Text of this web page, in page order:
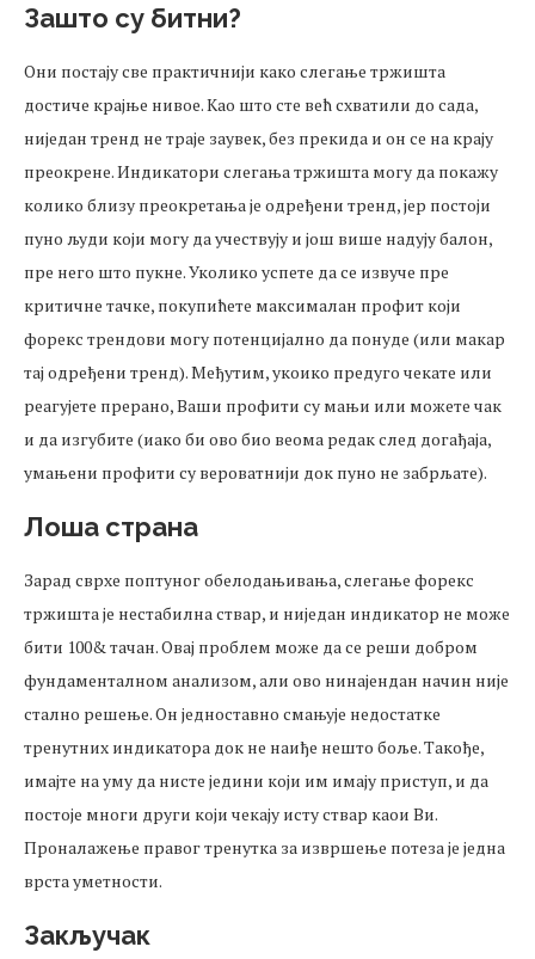
Зашто су битни?
Они постају све практичнији како слегање тржишта
достиче крајње нивое. Као што сте већ схватили до сада,
ниједан тренд не траје заувек, без прекида и он се на крају
преокрене. Индикатори слегања тржишта могу да покажу
колико близу преокретања је одређени тренд, јер постоји
пуно људи који могу да учествују и још више надују балон,
пре него што пукне. Уколико успете да се извуче пре
критичне тачке, покупићете максималан профит који
форекс трендови могу потенцијално да понуде (или макар
тај одређени тренд). Међутим, укоико предуго чекате или
реагујете прерано, Ваши профити су мањи или можете чак
и да изгубите (иако би ово био веома редак след догађаја,
умањени профити су вероватнији док пуно не забрљате).
Лоша страна
Зарад сврхе поптуног обелодањивања, слегање форекс
тржишта је нестабилна ствар, и ниједан индикатор не може
бити 100& тачан. Овај проблем може да се реши добром
фундаменталном анализом, али ово нинајендан начин није
стално решење. Он једноставно смањује недостатке
тренутних индикатора док не наиђе нешто боље. Такође,
имајте на уму да нисте једини који им имају приступ, и да
постоје многи други који чекају исту ствар каои Ви.
Проналажење правог тренутка за извршење потеза је једна
врста уметности.
Закључак